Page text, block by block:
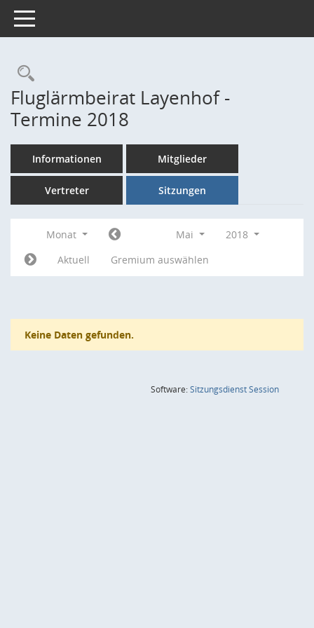
Toggle navigation
Rechercheauswahl
Fluglärmbeirat Layenhof -
Termine 2018
Informationen Mitglieder
Vertreter Sitzungen
Monat Mai
2018
Aktuell
Gremium auswählen
Keine Daten gefunden.
Software:SitzungsdienstSession(Wird in